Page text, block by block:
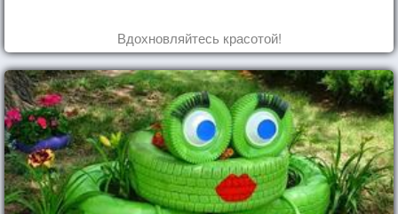
Вдохновляйтесь красотой!